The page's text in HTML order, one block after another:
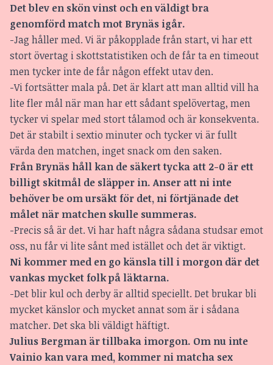
Det blev en skön vinst och en väldigt bra
genomförd match mot Brynäs igår.
-Jag håller med. Vi är påkopplade från start, vi har ett
stort övertag i skottstatistiken och de får ta en timeout
men tycker inte de får någon effekt utav den.
-Vi fortsätter mala på. Det är klart att man alltid vill ha
lite fler mål när man har ett sådant spelövertag, men
tycker vi spelar med stort tålamod och är konsekventa.
Det är stabilt i sextio minuter och tycker vi är fullt
värda den matchen, inget snack om den saken.
Från Brynäs håll kan de säkert tycka att 2-0 är ett
billigt skitmål de släpper in. Anser att ni inte
behöver be om ursäkt för det, ni förtjänade det
målet när matchen skulle summeras.
-Precis så är det. Vi har haft några sådana studsar emot
oss, nu får vi lite sånt med istället och det är viktigt.
Ni kommer med en go känsla till i morgon där det
vankas mycket folk på läktarna.
-Det blir kul och derby är alltid speciellt. Det brukar bli
mycket känslor och mycket annat som är i sådana
matcher. Det ska bli väldigt häftigt.
Julius Bergman är tillbaka imorgon. Om nu inte
Vainio kan vara med, kommer ni matcha sex